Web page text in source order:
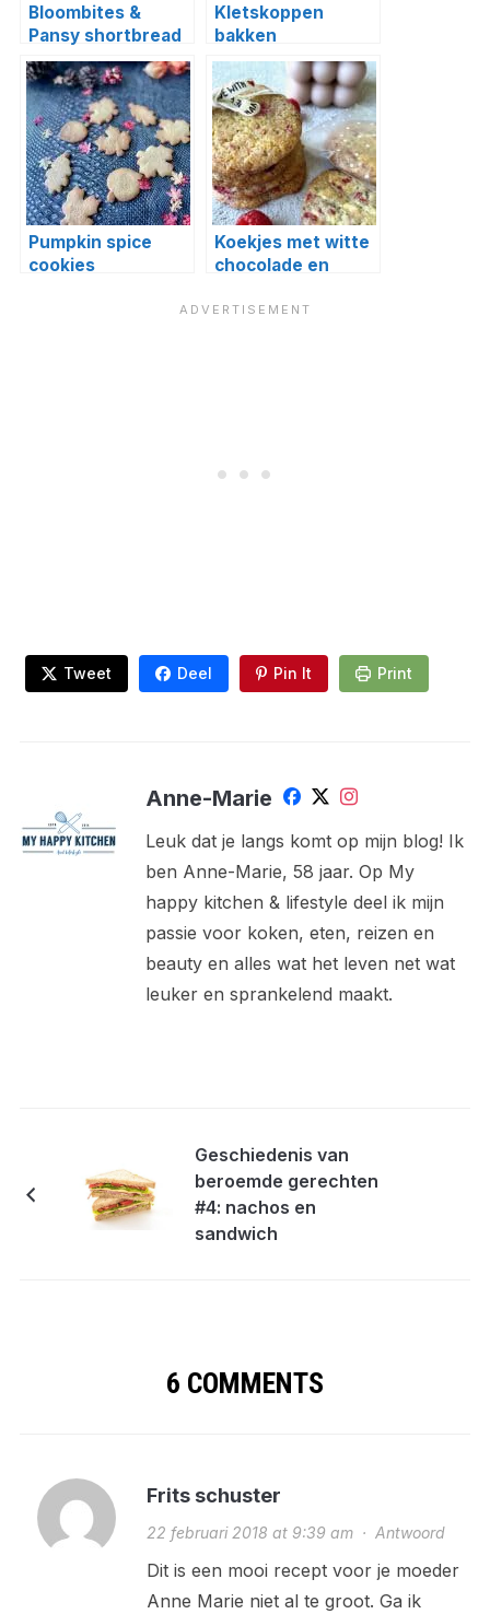
Bloombites &
Pansy shortbread
cookies
Kletskoppen
bakken
Pumpkin spice
cookies
Koekjes met witte
chocolade en
Tweet Deel Pin It Print
Anne-Marie
Leuk dat je langs komt op mijn blog! Ik
ben Anne-Marie, 58 jaar. Op My
happy kitchen & lifestyle deel ik mijn
passie voor koken, eten, reizen en
beauty en alles wat het leven net wat
leuker en sprankelend maakt.
Geschiedenis van
beroemde gerechten
#4: nachos en
sandwich
6 COMMENTS
Frits schuster
22 februari 2018 at 9:39 am· Antwoord
Dit is een mooi recept voor je moeder
Anne Marie niet al te groot. Ga ik